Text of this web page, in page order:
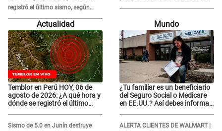
registró el último sismo, según
IGP?
"Mis chicas están siendo
Actualidad
Temblor en Perú HOY, 06 de
agosto de 2026: ¿A qué hora y
dónde se registró el último
Sismo de 5.0 en Junín destruye
Mundo
¿Tu familiar es un beneficiario
del Seguro Social o Medicare
en EE.UU.? Así debes informar
ALERTA CLIENTES DE WALMART |